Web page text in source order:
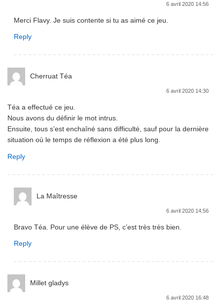
6 avril 2020 14:56
Merci Flavy. Je suis contente si tu as aimé ce jeu.
Reply
Cherruat Téa
6 avril 2020 14:30
Téa a effectué ce jeu.
Nous avons du définir le mot intrus.
Ensuite, tous s’est enchaîné sans difficulté, sauf pour la dernière
situation où le temps de réflexion a été plus long.
Reply
La Maîtresse
6 avril 2020 14:56
Bravo Téa. Pour une élève de PS, c’est très très bien.
Reply
Millet gladys
6 avril 2020 16:48